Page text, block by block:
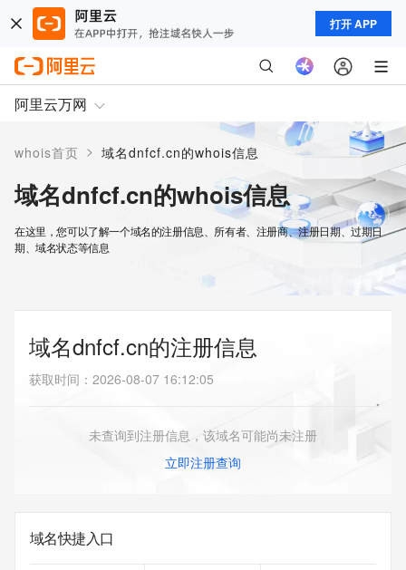
打开 APP
阿里云万网
whois首页 > 域名dnfcf.cn的whois信息
域名dnfcf.cn的whois信息
在这里，您可以了解一个域名的注册信息、所有者、注册商、注册日期、过期日
期、域名状态等信息
域名dnfcf.cn的注册信息
获取时间 ： 2026-08-07 16:12:05
未查询到注册信息，该域名可能尚未注册
立即注册查询
域名快捷入口